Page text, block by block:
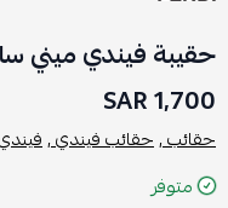
حقيبة فيندي ميني
1,700 SAR
حقائب ,حقائب فيندي ,
متوفر